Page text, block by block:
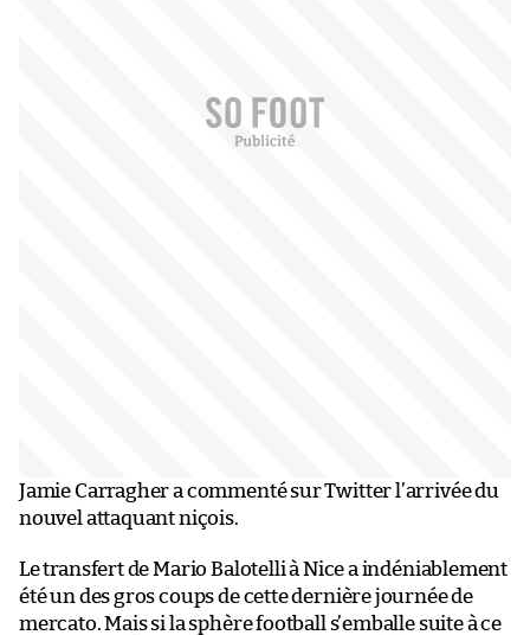
Jamie Carragher a commenté sur Twitter l’arrivée du
nouvel attaquant niçois.
Le transfert de Mario Balotelli à Nice a indéniablement
été un des gros coups de cette dernière journée de
mercato. Mais si la sphère football s’emballe suite à ce